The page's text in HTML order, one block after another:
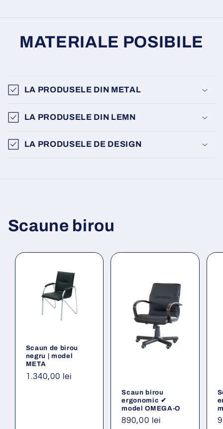
MATERIALE POSIBILE
LA PRODUSELE DIN METAL
LA PRODUSELE DIN LEMN
LA PRODUSELE DE DESIGN
Scaune birou
Scaun de birou
negru | model
META
Preț
1.340,00 lei
Scaun birou
ergonomic ✔
model OMEGA-O
Preț
890,00 lei